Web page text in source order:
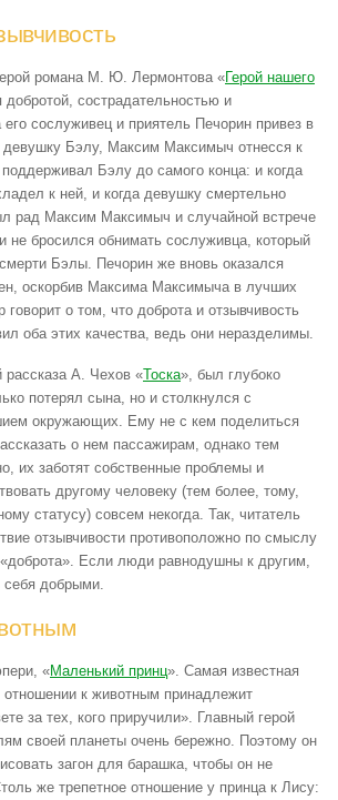
романа М. Ю. Лермонтова «Герой нашего
добротой, сострадательностью и
сослуживец и приятель Печорин привез в
девушку Бэлу, Максим Максимыч отнесся к
Бэлу до самого конца: и когда
к ней, и когда девушку смертельно
рад Максим Максимыч и случайной встрече
не бросился обнимать сослуживца, который
Бэлы. Печорин же вновь оказался
оскорбив Максима Максимыча в лучших
говорит о том, что доброта и отзывчивость
оба этих качества, ведь они неразделимы.
рассказа А. Чехов «Тоска», был глубоко
потерял сына, но и столкнулся с
окружающих. Ему не с кем поделиться
о нем пассажирам, однако тем
их заботят собственные проблемы и
другому человеку (тем более, тому,
статусу) совсем некогда. Так, читатель
отзывчивости противоположно по смыслу
Если люди равнодушны к другим,
себя добрыми.
«Маленький принц». Самая известная
отношении к животным принадлежит
за тех, кого приручили». Главный герой
своей планеты очень бережно. Поэтому он
загон для барашка, чтобы он не
же трепетное отношение у принца к Лису: